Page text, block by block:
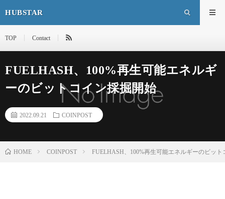
HUBSTAR
TOP Contact
FUELHASH、100%再生可能エネルギ
ーのビットコイン採掘開始
2022.09.21 COINPOST
HOME COINPOST FUELHASH、100%再生可能エネルギーのビット